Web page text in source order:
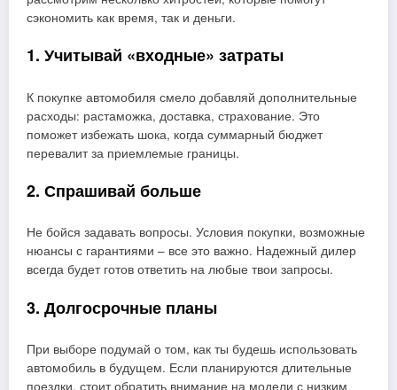
сэкономить как время, так и деньги.
1. Учитывай «входные» затраты
К покупке автомобиля смело добавляй дополнительные
расходы: растаможка, доставка, страхование. Это
поможет избежать шока, когда суммарный бюджет
перевалит за приемлемые границы.
2. Спрашивай больше
Не бойся задавать вопросы. Условия покупки, возможные
нюансы с гарантиями – все это важно. Надежный дилер
всегда будет готов ответить на любые твои запросы.
3. Долгосрочные планы
При выборе подумай о том, как ты будешь использовать
автомобиль в будущем. Если планируются длительные
поездки, стоит обратить внимание на модели с низким